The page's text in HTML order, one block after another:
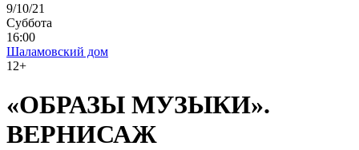
9/10/21
Суббота
16:00
Шаламовский дом
12+
«ОБРАЗЫ МУЗЫКИ».
ВЕРНИСАЖ